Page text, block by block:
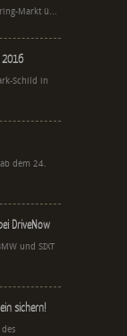
Markt ü...
2016
Schild in
dem 24.
DriveNow
und SIXT
sichern!